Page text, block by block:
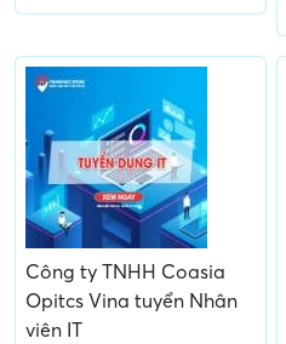
Công ty TNHH Coasia
Opitcs Vina tuyển Nhân
viên IT